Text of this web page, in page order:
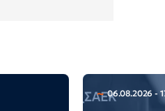
06.08.2026 -